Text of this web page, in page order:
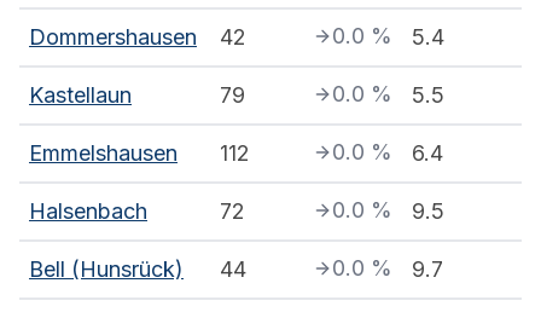
Dommershausen 42 0.0 % 5.4
Kastellaun 79 0.0 % 5.5
Emmelshausen 112 0.0 % 6.4
Halsenbach 72 0.0 % 9.5
Bell (Hunsrück) 44 0.0 % 9.7